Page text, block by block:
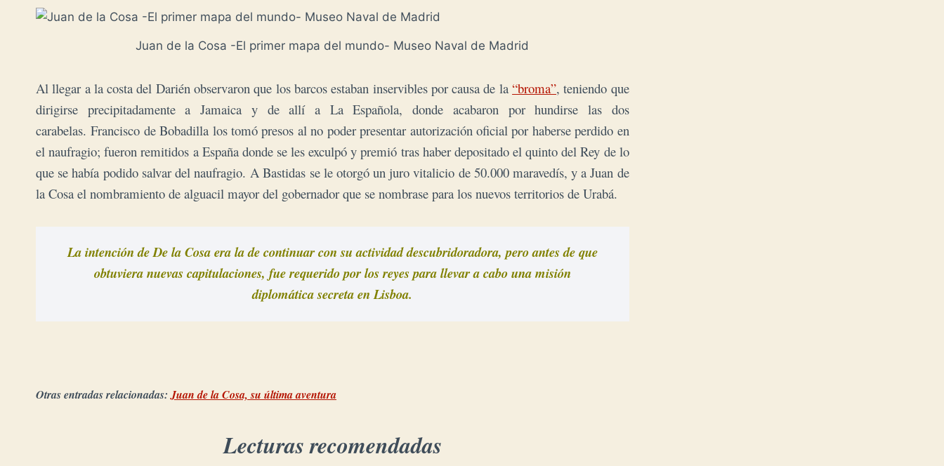
Juan de la Cosa -El primer mapa del mundo- Museo Naval de Madrid
Al llegar a la costa del Darién observaron que los barcos estaban inservibles por causa de la“broma”, teniendo que
dirigirse precipitadamente a Jamaica y de allí a La Española, donde acabaron por hundirse las dos
carabelas.Francisco de Bobadilla los tomó presos al no poder presentar autorización oficial por haberse perdido en
el naufragio; fueron remitidos a España donde se les exculpó y premió tras haber depositado el quinto del Rey de lo
que se había podido salvar del naufragio. A Bastidas se le otorgó un juro vitalicio de 50.000 maravedís, y a Juan de
la Cosa el nombramiento de alguacil mayor del gobernador que se nombrase para los nuevos territorios de Urabá.
La intención de De la Cosa era la de continuar con su actividad descubridoradora, pero antes de que
Otras entradas relacionadas:Juan de la Cosa, su última aventura
Lecturas recomendadas